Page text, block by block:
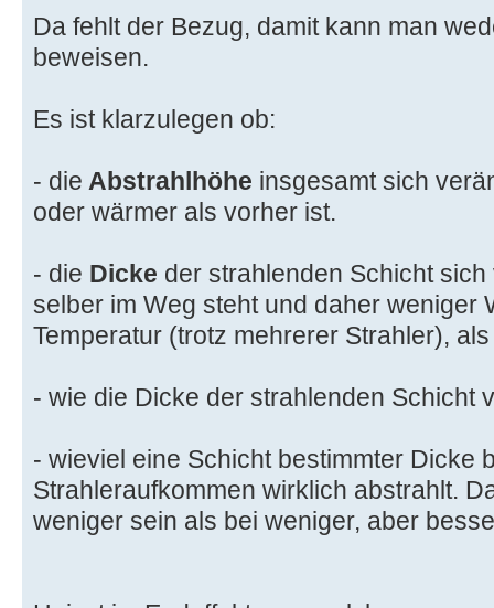
Da fehlt der Bezug, damit kann man
beweisen.
Es ist klarzulegen ob:
- die Abstrahlhöhe insgesamt sich
oder wärmer als vorher ist.
- die Dicke der strahlenden Schicht
selber im Weg steht und daher weniger
Temperatur (trotz mehrerer Strahler),
- wie die Dicke der strahlenden Schicht
- wieviel eine Schicht bestimmter Dicke
Strahleraufkommen wirklich abstrahlt.
weniger sein als bei weniger, aber